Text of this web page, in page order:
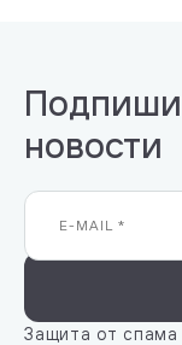
новости
Защита от спама